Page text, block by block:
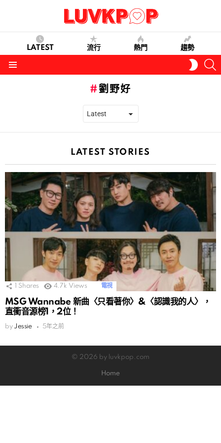
LATEST 流行 熱門 趨勢
SKIN
劉野好
LATEST STORIES
Shares 4.7k Views 電視
MSG Wannabe 新曲〈只看著你〉&〈認識我的人〉，
直衝音源榜1，2位！
by Jessie 5年之前
© 2026 by luvkpop.com
Home